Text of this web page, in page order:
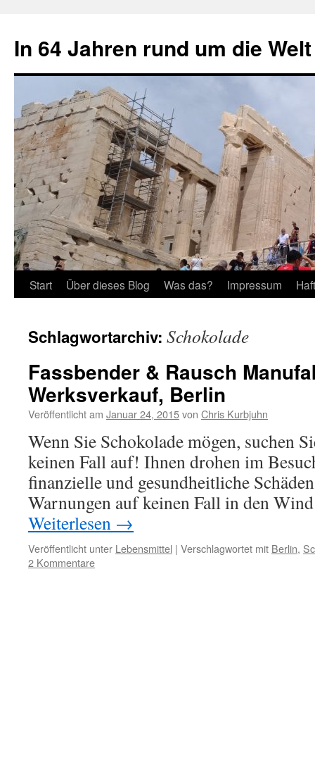
springen
In 64 Jahren rund um die Welt
Start Über dieses Blog Was das? Impressum
Schlagwortarchiv: Schokolade
Fassbender & Rausch
Werksverkauf, Berlin
Veröffentlicht am Januar 24, 2015von Chris Kurbjuhn
Wenn Sie Schokolade mögen, suchen
keinen Fall auf! Ihnen drohen im
finanzielle und gesundheitliche
Warnungen auf keinen Fall
Weiterlesen →
Veröffentlicht unter Lebensmittel | Verschlagwortet mit Berlin,
2 Kommentare